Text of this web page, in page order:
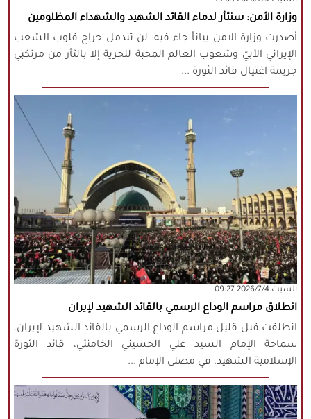
وزارة الأمن: سنثأر لدماء القائد الشهيد والشهداء المظلومين
أصدرت وزارة الامن بياناً جاء فيه: لن تندمل جراح قلوب الشعب
الإيراني الأبيّ وشعوب العالم المحبة للحرية إلا بالثأر من مرتكبي
جريمة اغتيال قائد الثورة ...
‫السبت‬ 2026/7/4 09:27
انطلاق مراسم الوداع الرسمي بالقائد الشهيد لإيران
انطلقت قبل قليل مراسم الوداع الرسمي بالقائد الشهيد لإيران،
سماحة الإمام السيد علي الحسيني الخامنئي، قائد الثورة
الإسلامية الشهيد، في مصلى الإمام ...